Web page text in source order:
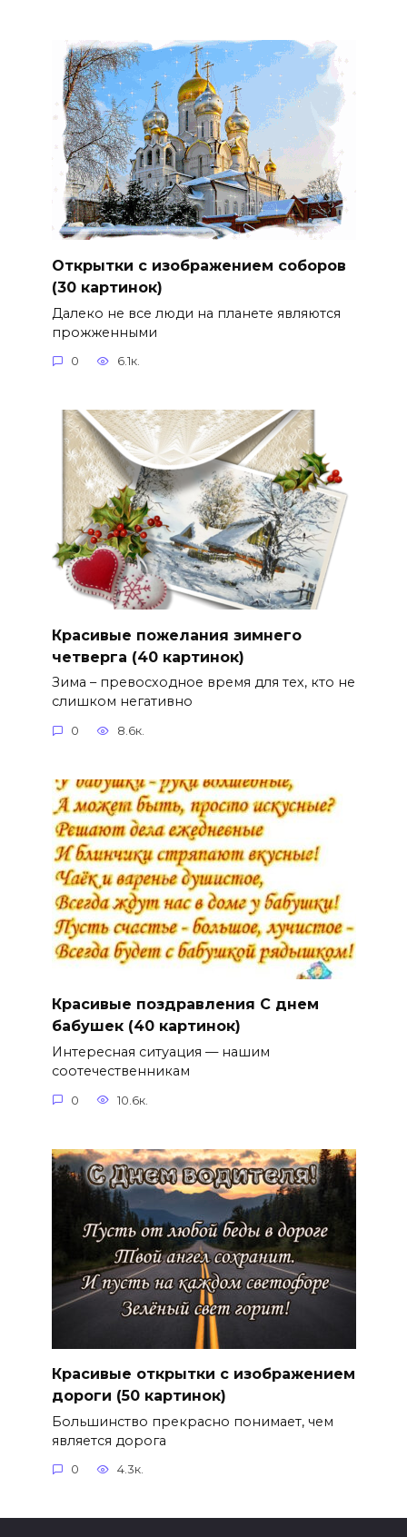
Открытки с изображением соборов
(30 картинок)
Далеко не все люди на планете являются
прожженными
0 6.1к.
Красивые пожелания зимнего
четверга (40 картинок)
Зима – превосходное время для тех, кто не
слишком негативно
0 8.6к.
Красивые поздравления С днем
бабушек (40 картинок)
Интересная ситуация — нашим
соотечественникам
0 10.6к.
Красивые открытки с изображением
дороги (50 картинок)
Большинство прекрасно понимает, чем
является дорога
0 4.3к.